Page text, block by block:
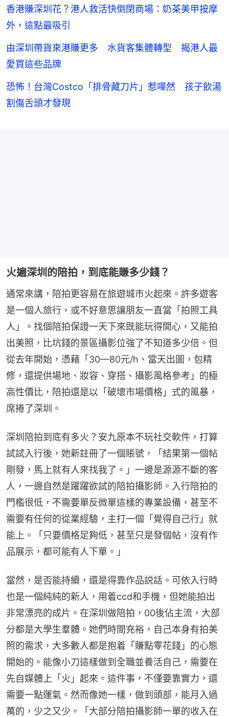
香港賺深圳花？港人救活快倒閉商場：奶茶美甲按摩
外，這點最吸引
由深圳帶貨來港賺更多 水貨客集體轉型 揭港人最
愛買這些品牌
恐怖！台灣Costco「排骨藏刀片」惹嘩然 孩子飲湯
割傷舌頭才發現
火遍深圳的陪拍，到底能賺多少錢？
通常來講，陪拍更容易在旅遊城市火起來。許多遊客
是一個人旅行，或不好意思讓朋友一直當「拍照工具
人」。找個陪拍保證一天下來既能玩得開心，又能拍
出美照，比坑錢的景區攝影位強了不知道多少倍。但
從去年開始，憑藉「30—80元/h、當天出圖，包精
修，還提供場地、妝容、穿搭、攝影風格參考」的極
高性價比，陪拍還是以「破壞市場價格」式的風暴，
席捲了深圳。
深圳陪拍到底有多火？安九原本不玩社交軟件，打算
試試入行後，她新註冊了一個賬號，「結果第一個帖
剛發，馬上就有人來找我了。」一邊是源源不斷的客
人，一邊自然是躍躍欲試的陪拍攝影師。入行陪拍的
門檻很低，不需要單反微單這樣的專業設備，甚至不
需要有任何的從業經驗，主打一個「覺得自己行」就
能上。「只要價格足夠低，甚至只是發個帖，沒有作
品展示，都可能有人下單。」
當然，是否能持續，還是得靠作品説話。可依入行時
也是一個純純的新人，用着ccd和手機，但她能拍出
非常漂亮的成片。在深圳做陪拍，00後佔主流，大部
分都是大學生羣體。她們時間充裕，自己本身有拍美
照的需求，大多數人都是抱着「賺點零花錢」的心態
開始的。能像小刀這樣做到全職並養活自己，需要在
先自媒體上「火」起來。這件事，不僅要靠實力，還
需要一點運氣。然而像她一樣，做到頭部，能月入過
萬的，少之又少。「大部分陪拍攝影師一單的收入在